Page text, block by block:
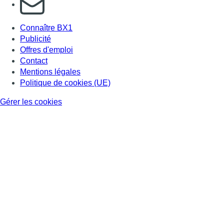
Connaître BX1
Publicité
Offres d'emploi
Contact
Mentions légales
Politique de cookies (UE)
Gérer les cookies